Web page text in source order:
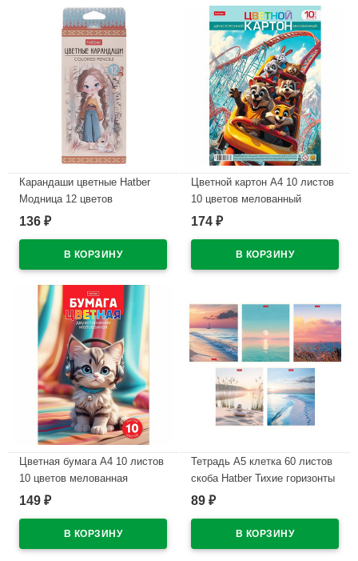
Карандаши цветные Hatber
Модница 12 цветов
заточенные трехгранные
136 ₽
Цветной картон А4 10 листов
10 цветов мелованный
двухсторонний Hatber Луна-
арт.10Кц4_36116
174 ₽
Цветная бумага А4 10 листов
10 цветов мелованная
двухсторонняя Hatber Скейт-
149 ₽
Тетрадь А5 клетка 60 листов
скоба Hatber Тихие горизонты
мелованный картон
арт.60Т5В1
89 ₽